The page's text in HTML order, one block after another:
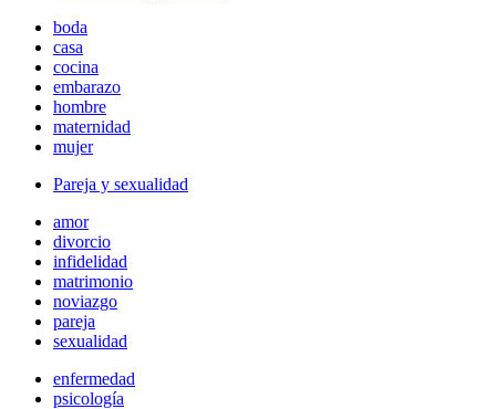
boda
casa
cocina
embarazo
hombre
maternidad
mujer
Pareja y sexualidad
amor
divorcio
infidelidad
matrimonio
noviazgo
pareja
sexualidad
enfermedad
psicología